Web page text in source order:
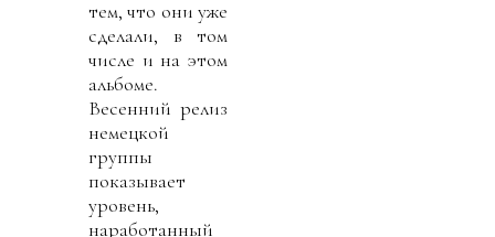
тем, что они уже
сделали, в том
числе и на этом
альбоме.
Весенний релиз
немецкой
группы
показывает
уровень,
наработанный